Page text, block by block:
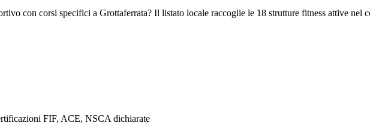
con corsi specifici a Grottaferrata? Il listato locale raccoglie le 18 strutture fitness attive nel
FIF, ACE, NSCA dichiarate